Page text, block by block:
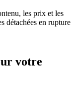
les prix et les
détachées en rupture
votre